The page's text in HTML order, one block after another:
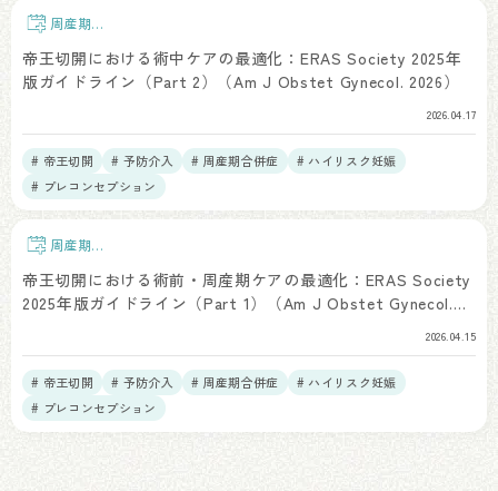
周産期予
帝王切開における術中ケアの最適化：ERAS Society 2025年
版ガイドライン（Part 2）（Am J Obstet Gynecol. 2026）
2026.04.17
# 帝王切開 # 予防介入 # 周産期合併症
# ハイリスク妊娠
# プレコンセプション
周産期予
帝王切開における術前・周産期ケアの最適化：ERAS Society
2025年版ガイドライン（Part 1）（Am J Obstet Gynecol.
2026.04.15
# 帝王切開 # 予防介入 # 周産期合併症
# ハイリスク妊娠
# プレコンセプション